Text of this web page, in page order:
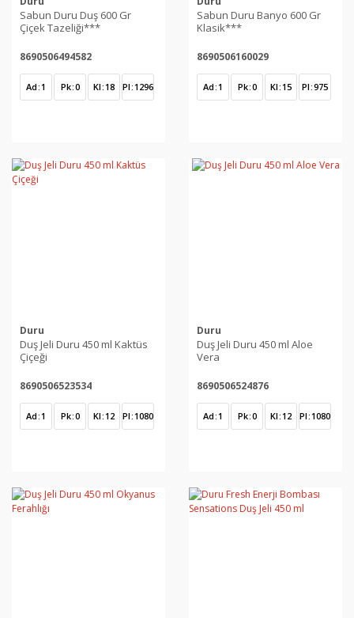
Sabun Duru Duş 600 Gr
Çiçek Tazeliği***
8690506494582
Ad 1 Pk 0 Kl 18 Pl 1296
Sabun Duru Banyo 600 Gr
Klasik***
8690506160029
Ad 1 Pk 0 Kl 15 Pl 975
Duru
Duş Jeli Duru 450 ml Kaktüs
Çiçeği
8690506523534
Ad 1 Pk 0 Kl 12 Pl 1080
Duru
Duş Jeli Duru 450 ml Aloe
Vera
8690506524876
Ad 1 Pk 0 Kl 12 Pl 1080